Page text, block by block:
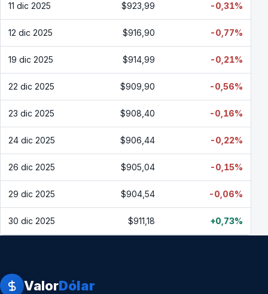
11 dic 2025 $923,99 -0,31%
12 dic 2025 $916,90 -0,77%
19 dic 2025 $914,99 -0,21%
22 dic 2025 $909,90 -0,56%
23 dic 2025 $908,40 -0,16%
24 dic 2025 $906,44 -0,22%
26 dic 2025 $905,04 -0,15%
29 dic 2025 $904,54 -0,06%
30 dic 2025 $911,18 +0,73%
ValorDólar